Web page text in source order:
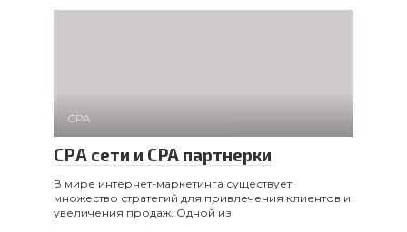
CPA
СРА сети и CPA партнерки
В мире интернет-маркетинга существует
множество стратегий для привлечения клиентов и
увеличения продаж. Одной из